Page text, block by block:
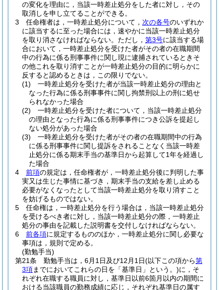
の変化を理由に，当該一時差止処分をした者に対し，その
取消しを申し立てることができる。
3
任命権者は，一時差止処分について， 次の各号のいずれか
に該当するに至った場合には，速やかに当該一時差止処分
を取り消さなければならない。 ただし， 第3号に該当する場
合において，一時差止処分を受けた者がその者の在職期間
中の行為に係る刑事事件に関し現に逮捕されているときそ
の他これを取り消すことが一時差止処分の目的に明らかに
反すると認めるときは，この限りでない。
(1)
一時差止処分を受けた者が当該一時差止処分の理由と
なった行為に係る刑事事件に関し拘禁刑以上の刑に処せ
られなかった場合
(2)
一時差止処分を受けた者について，当該一時差止処分
の理由となった行為に係る刑事事件につき公訴を提起し
ない処分があった場合
(3)
一時差止処分を受けた者がその者の在職期間中の行為
に係る刑事事件に関し提訴をされることなく当該一時差
止処分に係る期末手当の基準日から起算して1年を経過し
た場合
4
前項の規定は，任命権者が，一時差止処分後に判明した事
実又は生じた事情に基づき，期末手当の支給を差し止める
必要がなくなったとして当該一時差止処分を取り消すこと
を妨げるものではない。
5
任命権は，一時差止処分を行う場合は，当該一時差止処分
を受けるべき者に対し，当該一時差止処分の際，一時差止
処分の事由を記載した説明書を交付しなければならない。
6
前各項に規定するもののほか，一時差止処分に関し必要な
事項は，規則で定める。
(勤勉手当)
第21条
勤勉手当は，6月1日及び12月1日(以下この項から第
3項までにおいてこれらの日を「基準日」という。)に，そ
れぞれ在職する職員に対し，基準日以前6箇月以内の期間に
おける当該職員の勤務成績に応じ，それぞれ基準日の属す